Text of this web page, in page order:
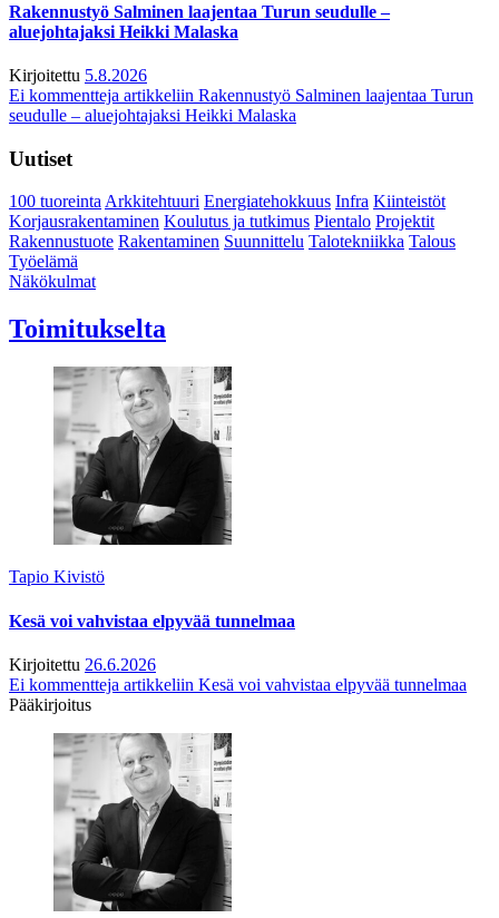
Rakennustyö Salminen laajentaa Turun seudulle –
aluejohtajaksi Heikki Malaska
Kirjoitettu 5.8.2026
Ei kommentteja artikkeliin Rakennustyö Salminen laajentaa Turun
seudulle – aluejohtajaksi Heikki Malaska
Uutiset
100 tuoreintaArkkitehtuuri Energiatehokkuus Infra Kiinteistöt
Korjausrakentaminen Koulutus ja tutkimus Pientalo Projektit
Rakennustuote Rakentaminen Suunnittelu Talotekniikka Talous
Työelämä
Näkökulmat
Toimitukselta
Tapio Kivistö
Kesä voi vahvistaa elpyvää tunnelmaa
Kirjoitettu 26.6.2026
Ei kommentteja artikkeliin Kesä voi vahvistaa elpyvää tunnelmaa
Pääkirjoitus